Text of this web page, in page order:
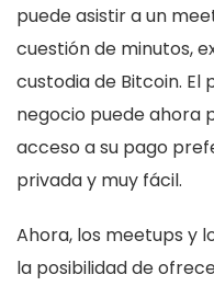
puede asistir a un
cuestión de minutos,
custodia de Bitcoin. El
negocio puede ahora
acceso a su pago
privada y muy fácil.
Ahora, los meetups y
la posibilidad de